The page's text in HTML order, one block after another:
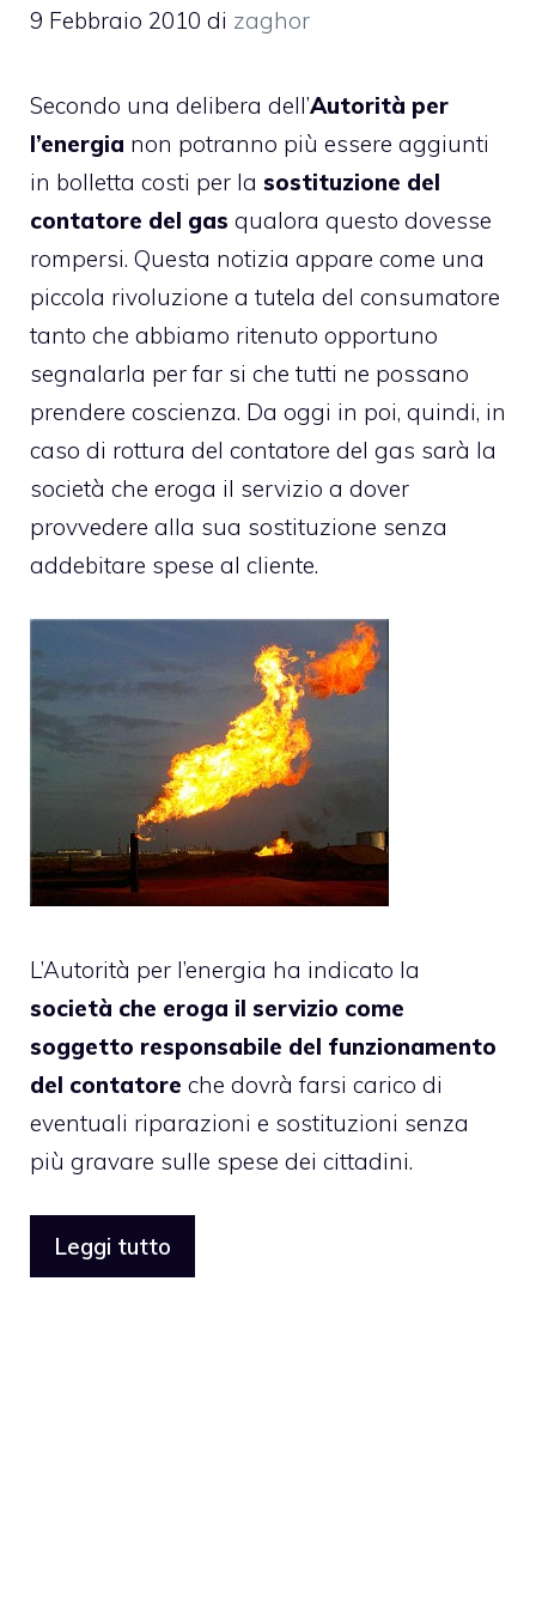
9 Febbraio 2010 di zaghor
Secondo una delibera dell’Autorità per
l’energia non potranno più essere aggiunti
in bolletta costi per la sostituzione del
contatore del gas qualora questo dovesse
rompersi. Questa notizia appare come una
piccola rivoluzione a tutela del consumatore
tanto che abbiamo ritenuto opportuno
segnalarla per far si che tutti ne possano
prendere coscienza. Da oggi in poi, quindi, in
caso di rottura del contatore del gas sarà la
società che eroga il servizio a dover
provvedere alla sua sostituzione senza
addebitare spese al cliente.
L’Autorità per l’energia ha indicato la
società che eroga il servizio come
soggetto responsabile del funzionamento
del contatore che dovrà farsi carico di
eventuali riparazioni e sostituzioni senza
più gravare sulle spese dei cittadini.
Leggi tutto